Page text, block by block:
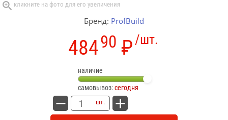
Бренд: ProfBuild
/шт.
48490 ₽
наличие
самовывоз:сегодня
шт.